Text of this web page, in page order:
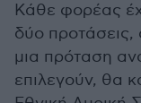
Κάθε φορέας
δύο προτάσεις,
μια πρόταση
επιλεγούν, θα